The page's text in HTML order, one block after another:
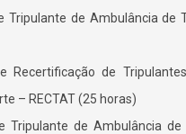
Tripulante de Ambulância de
Recertificação de
– RECTAT (25 horas)
Tripulante de Ambulância